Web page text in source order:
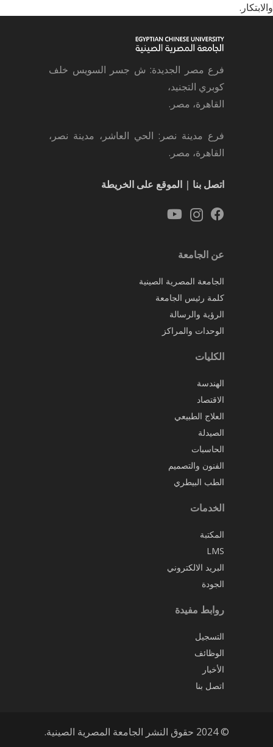
والابتكار.
فرع مصر الجديدة: ش جسر السويس خلف
كوبري التجنيد،
القاهرة، مصر.
فرع مدينة نصر: الحي العاشر، مدينة نصر،
القاهرة، مصر.
اتصل بنا | الموقع على الخريطة
عن الجامعة
الجامعة المصرية الصينية
كلمة رئيس الجامعة
الرؤية والرسالة
الوحدات والمراكز
الكليات
الهندسة
الاقتصاد
العلاج الطبيعي
الصيدلة
الحاسبات
الفنون والتصميم
الطب البيطري
الخدمات
المكتبة
LMS
البريد الالكتروني
الجودة
روابط مفيدة
التسجيل
الوظائف
الأخبار
اتصل بنا
© 2024 حقوق النشر الجامعة المصرية الصينية.